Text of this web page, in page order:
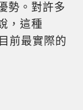
勢。對許多
，這種
前最實際的